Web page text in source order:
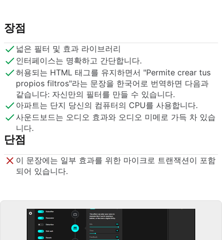
장점
넓은 필터 및 효과 라이브러리
인터페이스는 명확하고 간단합니다.
허용되는 HTML 태그를 유지하면서 "Permite crear tus
propios filtros"라는 문장을 한국어로 번역하면 다음과
같습니다: 자신만의 필터를 만들 수 있습니다.
아파트는 단지 당신의 컴퓨터의 CPU를 사용합니다.
사운드보드는 오디오 효과와 오디오 미메로 가득 차 있습
니다.
단점
이 문장에는 일부 효과를 위한 마이크로 트랜잭션이 포함
되어 있습니다.